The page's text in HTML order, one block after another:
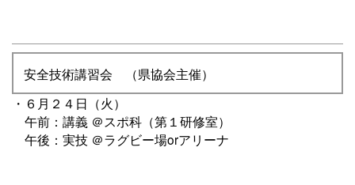
安全技術講習会 （県協会主催）
・６月２４日（火）
午前：講義 ＠スポ科（第１研修室）
午後：実技 ＠ラグビー場orアリーナ